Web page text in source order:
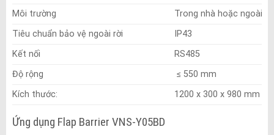
Môi trường
Trong nhà hoặc ngoài
Tiêu chuẩn bảo vệ ngoài rời
IP43
Kết nối
RS485
Độ rộng
≤ 550 mm
Kích thước:
1200 x 300 x 980 mm
Ứng dụng Flap Barrier VNS-Y05BD